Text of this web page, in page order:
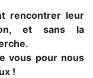
rencontrer leur
et sans la
vous pour nous
!